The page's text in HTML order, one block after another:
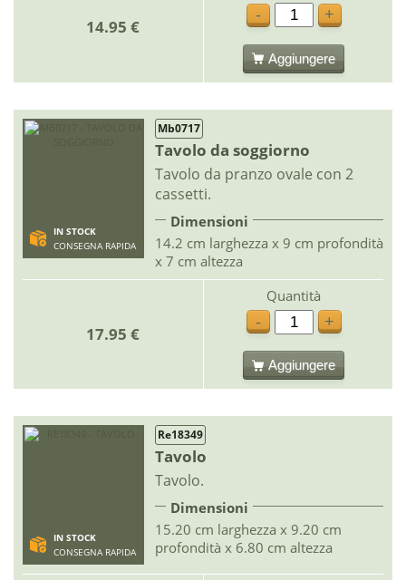
14.95 €
-
+
Aggiungere
IN STOCK
CONSEGNA RAPIDA
Mb0717
Tavolo da soggiorno
Tavolo da pranzo ovale con 2
cassetti.
Dimensioni
14.2 cm larghezza x 9 cm profondità
x 7 cm altezza
17.95 €
Quantità
-
+
Aggiungere
IN STOCK
CONSEGNA RAPIDA
Re18349
Tavolo
Tavolo.
Dimensioni
15.20 cm larghezza x 9.20 cm
profondità x 6.80 cm altezza